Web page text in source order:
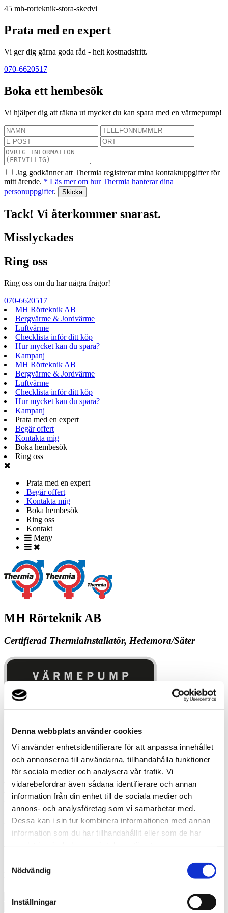
Denna webbplats använder cookies
Vi använder enhetsidentifierare för att anpassa innehållet
och annonserna till användarna, tillhandahålla funktioner
för sociala medier och analysera vår trafik. Vi
vidarebefordrar även sådana identifierare och annan
information från din enhet till de sociala medier och
annons- och analysföretag som vi samarbetar med.
Dessa kan i sin tur kombinera informationen med annan
information som du har tillhandahållit eller som de har
Nödvändig
Inställningar
45 mh-rorteknik-stora-skedvi
Prata med en expert
Vi ger dig gärna goda råd - helt kostnadsfritt.
070-6620517
Boka ett hembesök
Vi hjälper dig att räkna ut mycket du kan spara med en värmepump!
Jag godkänner att Thermia registrerar mina kontaktuppgifter för
mitt ärende. * Läs mer om hur Thermia hanterar dina
personuppgifter.
Tack! Vi återkommer snarast.
Misslyckades
Ring oss
Ring oss om du har några frågor!
070-6620517
MH Rörteknik AB
Bergvärme & Jordvärme
Luftvärme
Checklista inför ditt köp
Hur mycket kan du spara?
Kampanj
MH Rörteknik AB
Bergvärme & Jordvärme
Luftvärme
Checklista inför ditt köp
Hur mycket kan du spara?
Kampanj
Prata med en expert
Begär offert
Kontakta mig
Boka hembesök
Ring oss
Prata med en expert
Begär offert
Kontakta mig
Boka hembesök
Ring oss
Kontakt
Meny
MH Rörteknik AB
Certifierad Thermiainstallatör, Hedemora/Säter
100 år av värmländsk innovation
Thermia arbetar varje dag för att utveckla morgondagens
värmelösningar. Det gör att vi vågar lova unik kvalitet,
från naturen levererar Thermia, tillsammans med erfarna
installatörer, trygghet i varje steg.
KONTAKTA MIG
installatör